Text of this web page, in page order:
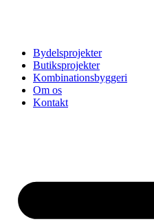
Bydelsprojekter
Butiksprojekter
Kombinationsbyggeri
Om os
Kontakt